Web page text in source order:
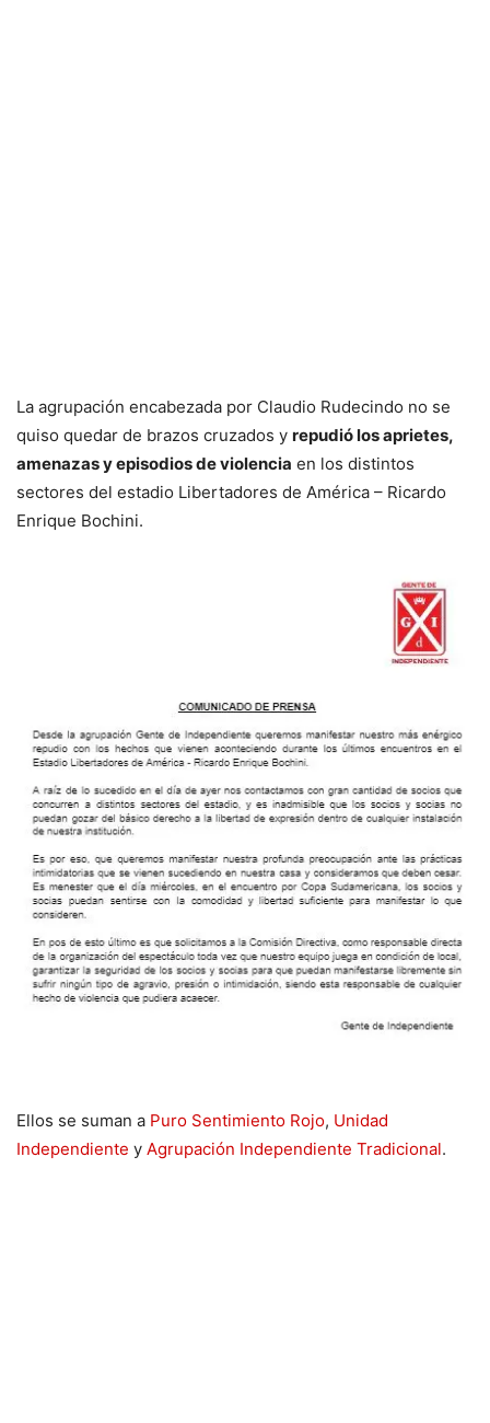
La agrupación encabezada por Claudio Rudecindo no se
quiso quedar de brazos cruzados y repudió los aprietes,
amenazas y episodios de violencia en los distintos
sectores del estadio Libertadores de América – Ricardo
Enrique Bochini.
Ellos se suman a Puro Sentimiento Rojo, Unidad
Independiente y Agrupación Independiente Tradicional.